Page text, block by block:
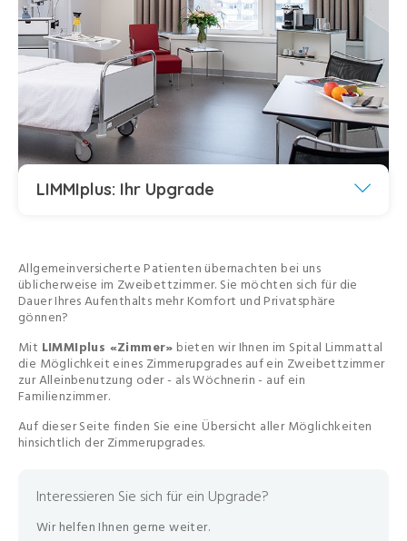
LIMMIplus: Ihr Upgrade
Allgemeinversicherte Patienten übernachten bei uns
üblicherweise im Zweibettzimmer. Sie möchten sich für die
Dauer Ihres Aufenthalts mehr Komfort und Privatsphäre
gönnen?
Mit LIMMIplus «Zimmer» bieten wir Ihnen im Spital Limmattal
die Möglichkeit eines Zimmerupgrades auf ein Zweibettzimmer
zur Alleinbenutzung oder - als Wöchnerin - auf ein
Familienzimmer.
Auf dieser Seite finden Sie eine Übersicht aller Möglichkeiten
hinsichtlich der Zimmerupgrades.
Interessieren Sie sich für ein Upgrade?
Wir helfen Ihnen gerne weiter.